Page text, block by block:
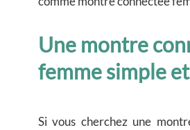
Une montre
femme simple
Si vous cherchez une